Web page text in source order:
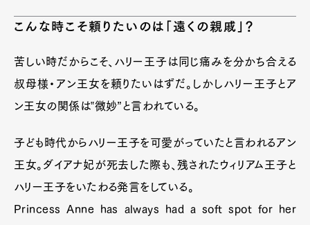
こんな時こそ頼りたいのは「遠くの親戚」？
苦しい時だからこそ、ハリー王子は同じ痛みを分かち合える
叔母様・アン王女を頼りたいはずだ。しかしハリー王子とア
ン王女の関係は‟微妙”と言われている。
子ども時代からハリー王子を可愛がっていたと言われるアン
王女。ダイアナ妃が死去した際も、残されたウィリアム王子と
ハリー王子をいたわる発言をしている。
Princess Anne has always had a soft spot for her